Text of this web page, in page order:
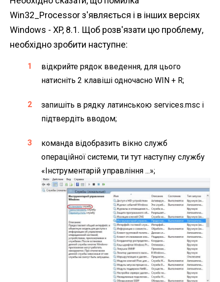
Win32_Processor з'являється і в інших версіях
Windows - XP, 8.1. Щоб розв'язати цю проблему,
необхідно зробити наступне:
відкрийте рядок введення, для цього
натисніть 2 клавіші одночасно WIN + R;
запишіть в рядку латинською services.msc і
підтвердіть вводом;
команда відобразить вікно служб
операційної системи, ти тут наступну службу
«Інструментарій управління ...»;